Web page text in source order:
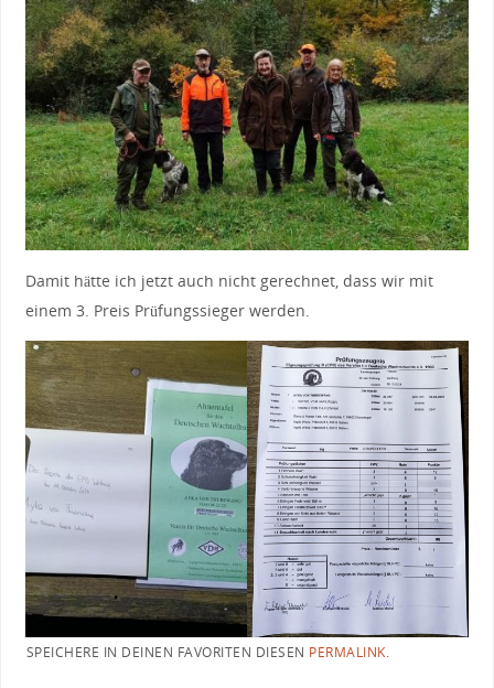
Damit hätte ich jetzt auch nicht gerechnet, dass wir mit
einem 3. Preis Prüfungssieger werden.
SPEICHERE IN DEINEN FAVORITEN DIESEN PERMALINK.